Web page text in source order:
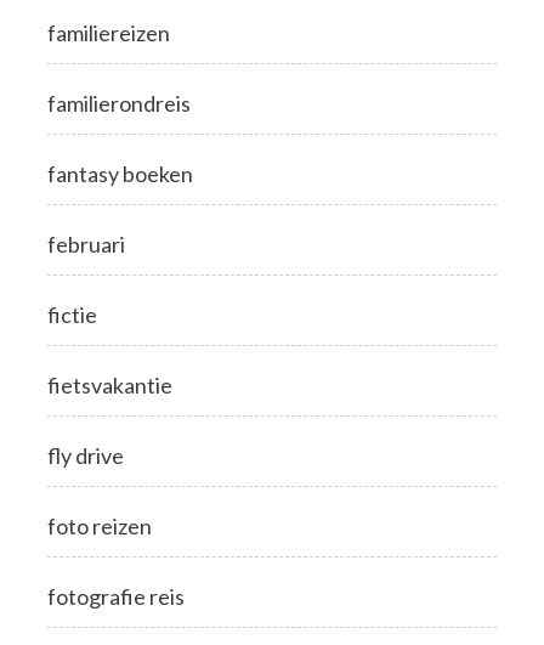
familiereizen
familierondreis
fantasy boeken
februari
fictie
fietsvakantie
fly drive
foto reizen
fotografie reis